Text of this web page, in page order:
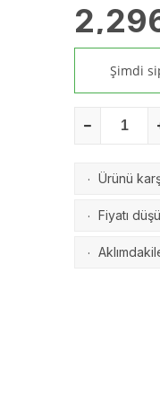
Şimdi
· Ürünü
· Fiyatı
·